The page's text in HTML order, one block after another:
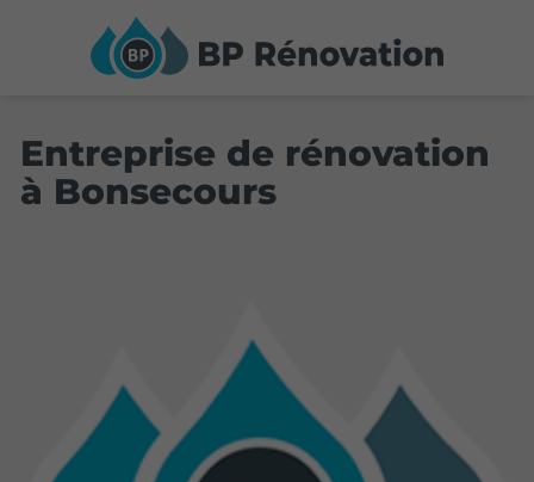
Entreprise de rénovation
à Bonsecours